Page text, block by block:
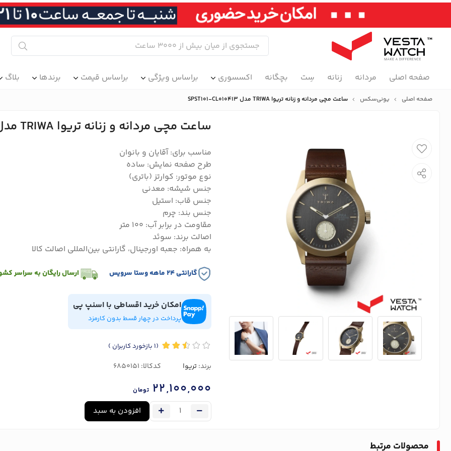
صفحه اصلی مردانه زنانه سِت بچگانه اکسسوری براساس ویژگی براساس قیمت برندها بلاگ
صفحه اصلی یونی‌سکس ساعت مچی مردانه و زنانه تریوا TRIWA مدل SPST101-CL010413
ساعت مچی مردانه و زنانه تریوا TRIWA مدل SPST101-CL010413
مناسب برای: آقایان و بانوان
طرح صفحه نمایش: ساده
نوع موتور: کوارتز (باتری)
جنس شیشه: معدنی
جنس قاب: استیل
جنس بند: چرم
مقاومت در برابر آب: 100 متر
اصالت برند: سوئد
به همراه: جعبه اورجینال، گارانتی بین‌المللی اصالت کالا
گارانتی ۲۴ ماهه وستا سرویس ارسال رایگان به سراسر
امکان خرید اقساطی با اسنپ پی
پرداخت در چهار قسط بدون کارمزد
(1 بازخورد کاربران )
برند:تریوا کدکالا:
22,100,000 تومان
افزودن به سبد
محصولات مرتبط